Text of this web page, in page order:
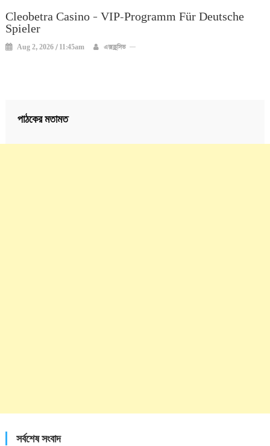
Cleobetra Casino – VIP-Programm Für Deutsche
Spieler
Aug 2, 2026 / 11:45am এক্সক্লুসিভ
পাঠকের মতামত
সর্বশেষ সংবাদ